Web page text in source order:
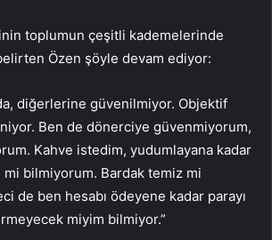
toplumun çeşitli kademelerinde
Özen şöyle devam ediyor:
diğerlerine güvenilmiyor. Objektif
Ben de dönerciye güvenmiyorum,
Kahve istedim, yudumlayana kadar
bilmiyorum. Bardak temiz mi
de ben hesabı ödeyene kadar parayı
miyim bilmiyor.”